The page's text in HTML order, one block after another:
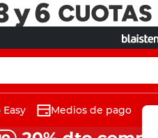
Easy Medios de pago